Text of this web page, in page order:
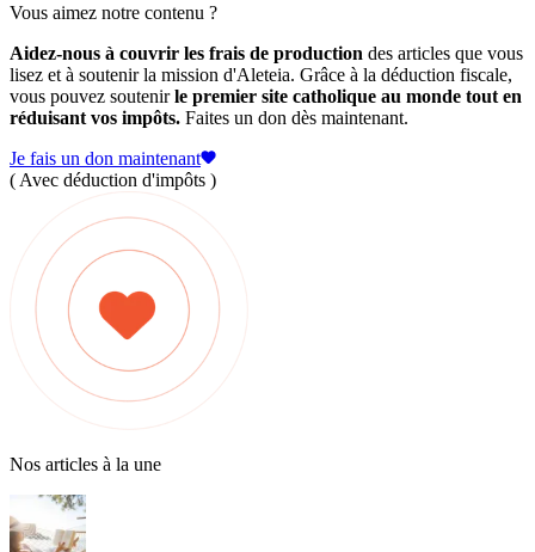
Vous aimez notre contenu ?
Aidez-nous à couvrir les frais de production des articles que vous
lisez et à soutenir la mission d'Aleteia. Grâce à la déduction fiscale,
vous pouvez soutenirle premier site catholique au monde tout en
réduisant vos impôts. Faites un don dès maintenant.
Je fais un don maintenant
( Avec déduction d'impôts )
Nos articles à la une